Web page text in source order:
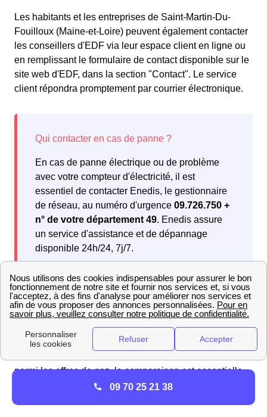
Les habitants et les entreprises de Saint-Martin-Du-
Fouilloux (Maine-et-Loire) peuvent également contacter
les conseillers d'EDF via leur espace client en ligne ou
en remplissant le formulaire de contact disponible sur le
site web d'EDF, dans la section "Contact". Le service
client répondra promptement par courrier électronique.
En cas de panne électrique ou de problème
avec votre compteur d'électricité, il est
essentiel de contacter Enedis, le gestionnaire
de réseau, au numéro d'urgence 09.726.750 +
n° de votre département 49. Enedis assure
un service d'assistance et de dépannage
disponible 24h/24, 7j/7.
Comparateur d'offres gaz à Saint-Martin-Du-
Fouilloux : avis et classement des fournisseurs en
2025
parmi les offres de gaz, la comparaison est essentielle.
Notre sélection vous propose des offres spécialement
09 70 25 21 38